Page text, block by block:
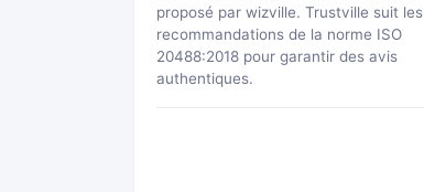
proposé par wizville. Trustville suit les
recommandations de la norme ISO
20488:2018 pour garantir des avis
authentiques.